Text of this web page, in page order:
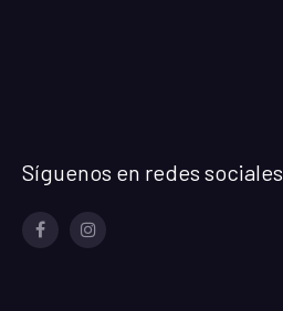
Síguenos en redes sociales